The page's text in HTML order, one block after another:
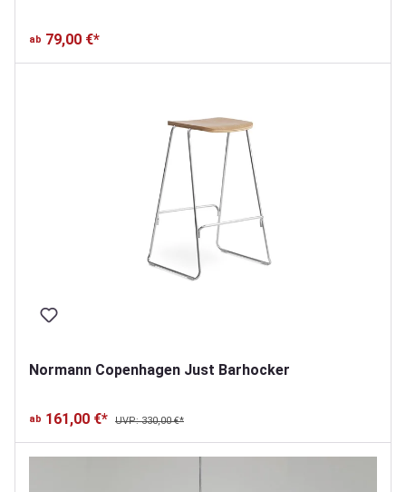
ab 79,00 €*
Normann Copenhagen Just Barhocker
ab 161,00 €* UVP: 330,00 €*